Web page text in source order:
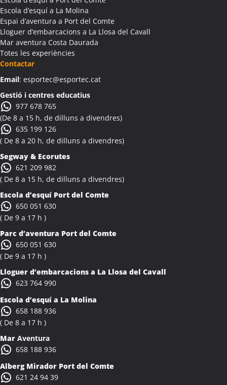
Colònies Escolars Albatàrrec
Activitats Teambuilding Empreses Albesa
Activitats Família Amics Albesa
Colònies Escolars Albesa
Activitats Teambuilding Empreses Albi
Activitats Família Amics Albi
Colònies Escolars Albi
Activitats Teambuilding Empreses Albinyana
Activitats Família Amics Albinyana
Colònies Escolars Albinyana
Activitats Teambuilding Empreses Albiol
Activitats Família Amics Albiol
Colònies Escolars Albiol
Activitats Teambuilding Empreses Albocàsser
Colònies Escolars Albocàsser
Activitats Teambuilding Empreses Albons
Colònies Escolars Albons
Activitats Teambuilding Empreses Alcalà de Xivert
Colònies Escolars Alcalà de Xivert
Activitats Família Amics Alcanar
Colònies Escolars Alcanar
Activitats Família Amics Alcanó
Activitats Teambuilding Empreses Alcarràs
Escola d’esquí a La Molina
Espai d’aventura a Port del Comte
Lloguer d’embarcacions a La Llosa del Cavall
Mar aventura Costa Daurada
Totes les experiències
Contactar
Email: esportec@esportec.cat
Gestió i centres educatius
977 678 765
(De 8 a 15 h, de dilluns a divendres)
635 199 126
( De 8 a 20 h, de dilluns a divendres)
Segway & Ecorutes
621 209 982
( De 8 a 15 h, de dilluns a divendres)
Escola d’esquí Port del Comte
650 051 630
( De 9 a 17 h )
Parc d’aventura Port del Comte
650 051 630
( De 9 a 17 h )
Lloguer d’embarcacions a La Llosa del Cavall
623 764 990
Escola d’esquí a La Molina
658 188 936
( De 8 a 17 h )
Mar Aventura
658 188 936
Alberg Mirador Port del Comte
621 24 94 39